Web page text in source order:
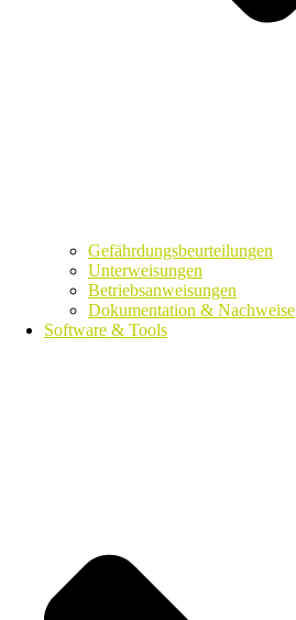
Gefährdungsbeurteilungen
Unterweisungen
Betriebsanweisungen
Dokumentation & Nachweise
Software & Tools